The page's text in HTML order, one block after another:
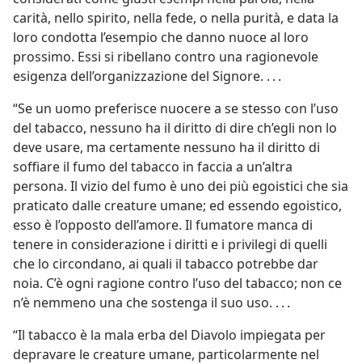
carità, nello spirito, nella fede, o nella purità, e data la
loro condotta l’esempio che danno nuoce al loro
prossimo. Essi si ribellano contro una ragionevole
esigenza dell’organizzazione del Signore. . . .
“Se un uomo preferisce nuocere a se stesso con l’uso
del tabacco, nessuno ha il diritto di dire ch’egli non lo
deve usare, ma certamente nessuno ha il diritto di
soffiare il fumo del tabacco in faccia a un’altra
persona. Il vizio del fumo è uno dei più egoistici che sia
praticato dalle creature umane; ed essendo egoistico,
esso è l’opposto dell’amore. Il fumatore manca di
tenere in considerazione i diritti e i privilegi di quelli
che lo circondano, ai quali il tabacco potrebbe dar
noia. C’è ogni ragione contro l’uso del tabacco; non ce
n’è nemmeno una che sostenga il suo uso. . . .
“Il tabacco è la mala erba del Diavolo impiegata per
depravare le creature umane, particolarmente nel